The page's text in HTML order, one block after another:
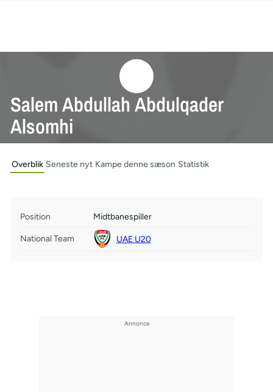
Salem Abdullah Abdulqader
Alsomhi
Overblik Seneste nyt Kampe denne sæson Statistik
Position Midtbanespiller
National Team UAE U20